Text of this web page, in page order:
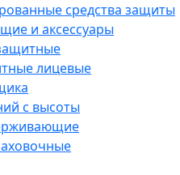
средства защиты
и аксессуары
лицевые
с высоты